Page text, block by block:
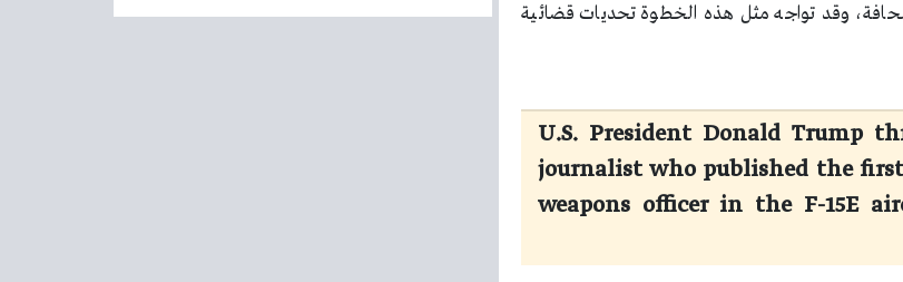
وقد تواجه مثل هذه الخطوة تحديات قضائية
U.S. President Donald Trump
journalist who published the
weapons officer in the F-15E